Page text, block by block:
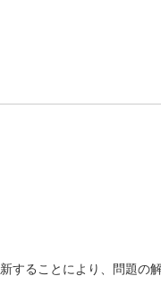
することにより、問題の